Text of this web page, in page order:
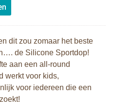
dit zou zomaar het beste
de Silicone Sportdop!
aan een all-round
werkt voor kids,
voor iedereen die een